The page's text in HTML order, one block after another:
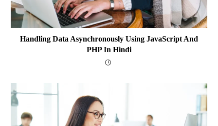
Handling Data Asynchronously Using JavaScript And
PHP In Hindi